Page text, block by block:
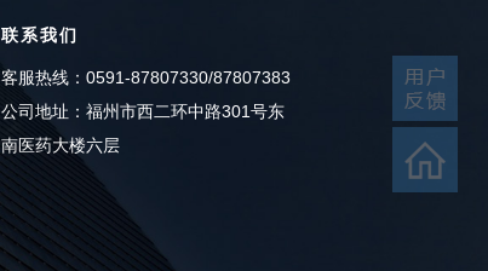
联系我们
客服热线：0591-87807330/87807383
公司地址：福州市西二环中路301号东
南医药大楼六层